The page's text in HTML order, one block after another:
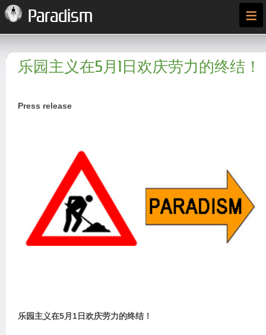
Paradism ≡
乐园主义在5月1日欢庆劳力的终结！
Press release
乐园主义在5月1日欢庆劳力的终结！